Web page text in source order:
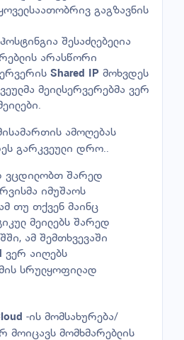
გაგზავნის
შესაძლებელია
არასწორი
Shared IP მოხვდეს
მეილსერვერებმა ვერ
ამოღებას
გარკვეული დრო..
ვცდილობთ შარედ
იმუშაოს
თუ თქვენ მაინც
მეილებს შარედ
ამ შემთხვევაში
ვერ აიღებს
სრულყოფილად
-ის მომსახურება/
მოიცავს მომხმარებლის